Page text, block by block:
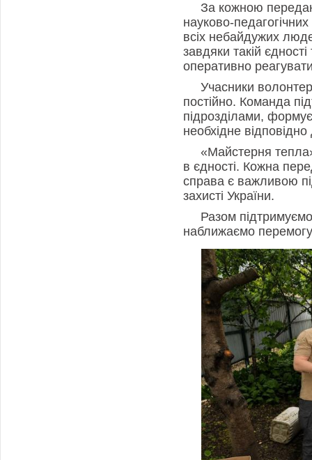
За кожною
науково-педагогічних
всіх небайдужих
завдяки такій
оперативно
Учасники
постійно. Команда
підрозділами,
необхідне
«Майстерня
в єдності. Кожна
справа є важливою
захисті України.
Разом
наближаємо